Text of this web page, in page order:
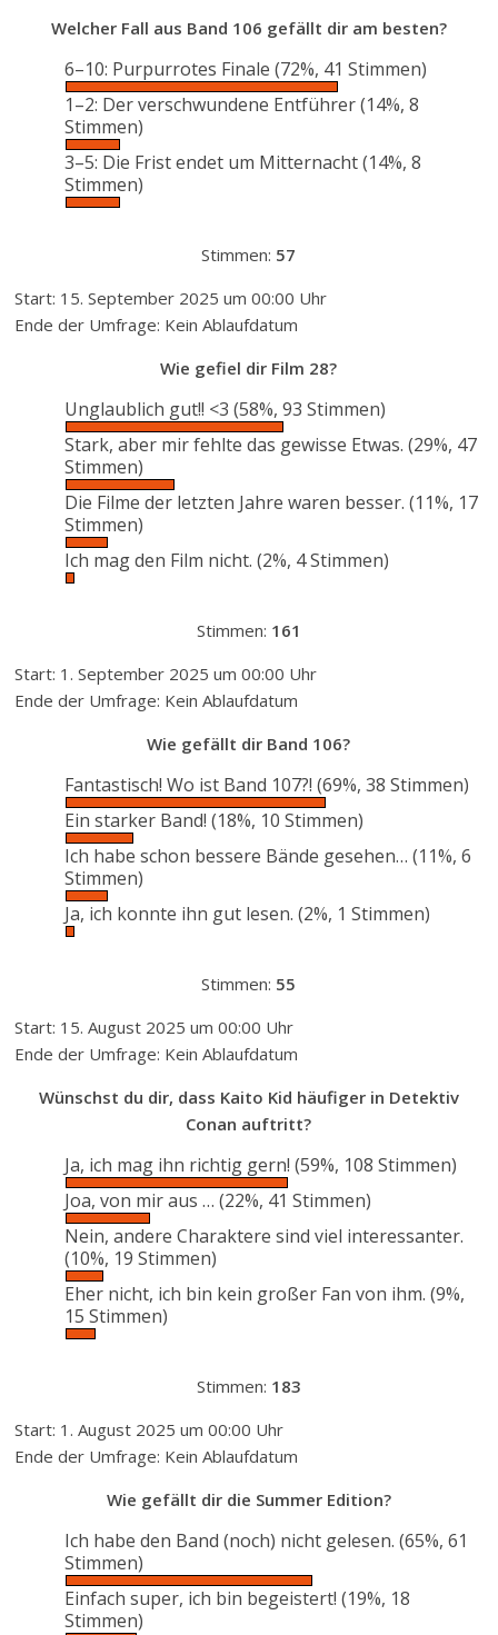
Welcher Fall aus Band 106 gefällt dir am besten?
6–10: Purpurrotes Finale(72%, 41 Stimmen)
1–2: Der verschwundene Entführer(14%, 8
Stimmen)
3–5: Die Frist endet um Mitternacht(14%, 8
Stimmen)
Stimmen: 57
Start: 15. September 2025 um 00:00 Uhr
Ende der Umfrage: Kein Ablaufdatum
Wie gefiel dir Film 28?
Unglaublich gut!! <3(58%, 93 Stimmen)
Stark, aber mir fehlte das gewisse Etwas.(29%, 47
Stimmen)
Die Filme der letzten Jahre waren besser.(11%, 17
Stimmen)
Ich mag den Film nicht.(2%, 4 Stimmen)
Stimmen: 161
Start: 1. September 2025 um 00:00 Uhr
Ende der Umfrage: Kein Ablaufdatum
Wie gefällt dir Band 106?
Fantastisch! Wo ist Band 107?!(69%, 38 Stimmen)
Ein starker Band!(18%, 10 Stimmen)
Ich habe schon bessere Bände gesehen…(11%, 6
Stimmen)
Ja, ich konnte ihn gut lesen.(2%, 1 Stimmen)
Stimmen: 55
Start: 15. August 2025 um 00:00 Uhr
Ende der Umfrage: Kein Ablaufdatum
Wünschst du dir, dass Kaito Kid häufiger in Detektiv
Conan auftritt?
Ja, ich mag ihn richtig gern!(59%, 108 Stimmen)
Joa, von mir aus …(22%, 41 Stimmen)
Nein, andere Charaktere sind viel interessanter.
(10%, 19 Stimmen)
Eher nicht, ich bin kein großer Fan von ihm.(9%,
15 Stimmen)
Stimmen: 183
Start: 1. August 2025 um 00:00 Uhr
Ende der Umfrage: Kein Ablaufdatum
Wie gefällt dir die Summer Edition?
Ich habe den Band (noch) nicht gelesen.(65%, 61
Stimmen)
Einfach super, ich bin begeistert!(19%, 18
Stimmen)